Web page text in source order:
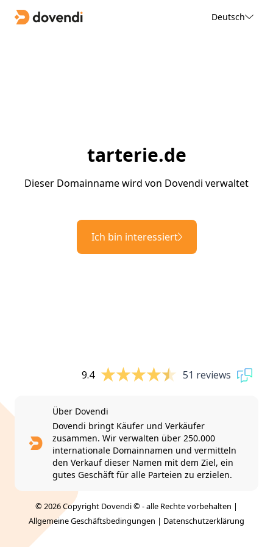
Deutsch
tarterie.de
Dieser Domainname wird von Dovendi verwaltet
Ich bin interessiert
9.4 51 reviews
Über Dovendi
Dovendi bringt Käufer und Verkäufer
zusammen. Wir verwalten über 250.000
internationale Domainnamen und vermitteln
den Verkauf dieser Namen mit dem Ziel, ein
gutes Geschäft für alle Parteien zu erzielen.
© 2026 Copyright Dovendi © - alle Rechte vorbehalten |
Allgemeine Geschäftsbedingungen | Datenschutzerklärung